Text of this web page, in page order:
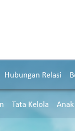
Hubungan Relasi
Tata Kelola